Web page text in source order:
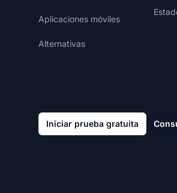
Aplicaciones móviles
Alternativas
Iniciar prueba gratuita